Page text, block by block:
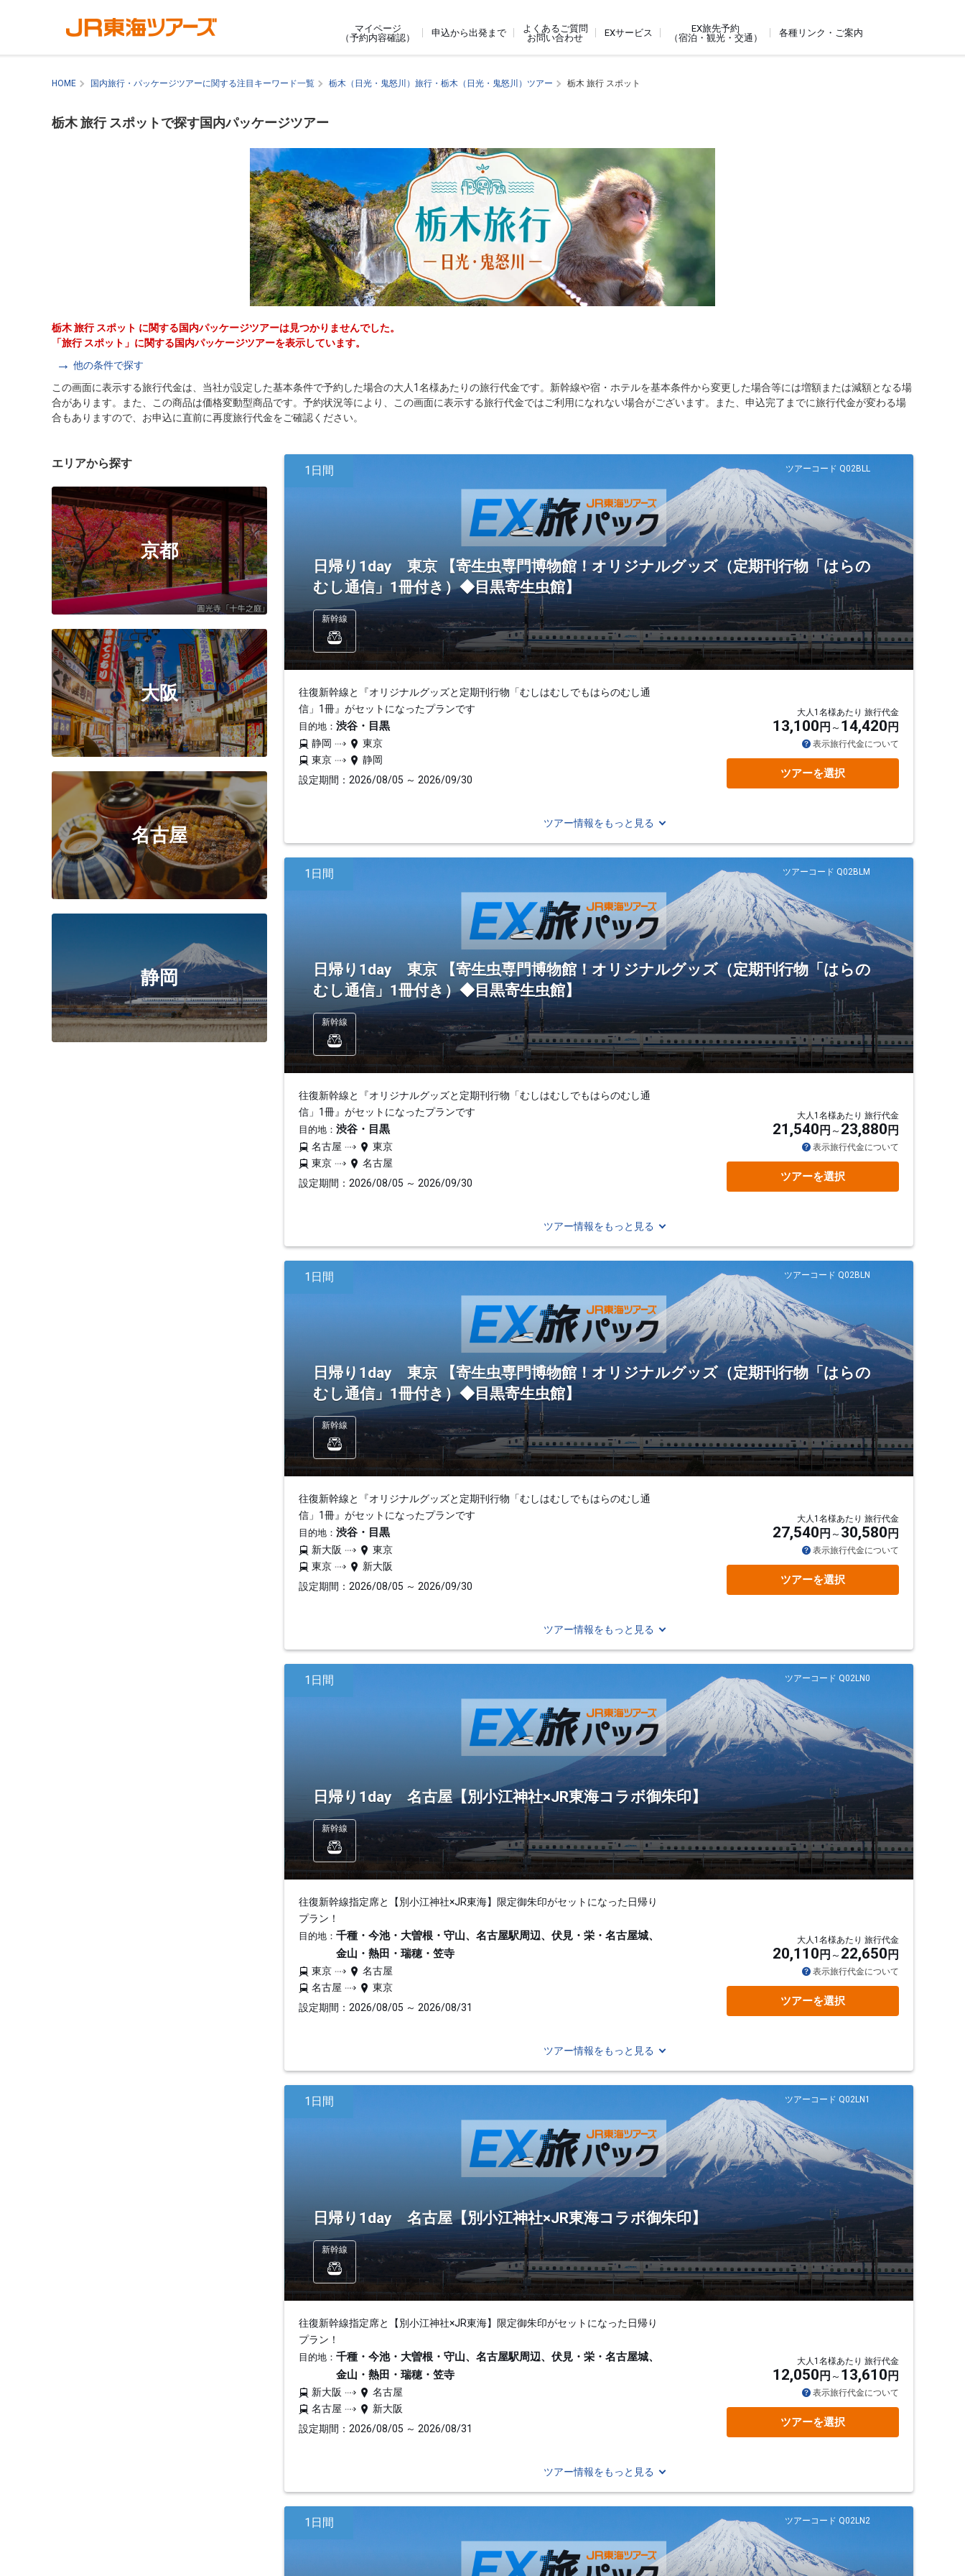
マイページ
（予約内容確認）
申込から出発まで
よくあるご質問
お問い合わせ
EXサービス
EX旅先予約
（宿泊・観光・交通）
各種リンク・ご案内
HOME 国内旅行・パッケージツアーに関する注目キーワード一覧 栃木（日光・鬼怒川）旅行・栃木（日光・鬼怒川）ツアー 栃木 旅行 スポット
栃木 旅行 スポットで探す国内パッケージツアー
栃木 旅行 スポット に関する国内パッケージツアーは見つかりませんでした。
「旅行 スポット」に関する国内パッケージツアーを表示しています。
他の条件で探す
この画面に表示する旅行代金は、当社が設定した基本条件で予約した場合の大人1名様あたりの旅行代金です。新幹線や宿・ホテルを基本条件から変更した場合等には増額または減額となる場
合があります。また、この商品は価格変動型商品です。予約状況等により、この画面に表示する旅行代金ではご利用になれない場合がございます。また、申込完了までに旅行代金が変わる場
合もありますので、お申込に直前に再度旅行代金をご確認ください。
エリアから探す
京都
大阪
名古屋
静岡
ツアーコード Q02BLL
1日間
日帰り1day 東京 【寄生虫専門博物館！オリジナルグッズ（定期刊行物「はらの
むし通信」1冊付き）◆目黒寄生虫館】
新幹線
往復新幹線と『オリジナルグッズと定期刊行物「むしはむしでもはらのむし通
信」1冊』がセットになったプランです
目的地： 渋谷・目黒
静岡
東京
東京
静岡
設定期間：2026/08/05 ～ 2026/09/30
大人1名様あたり 旅行代金
13,100 円 14,420 円
表示旅行代金について
ツアーを選択
ツアー情報をもっと見る
ツアーコード Q02BLM
1日間
日帰り1day 東京 【寄生虫専門博物館！オリジナルグッズ（定期刊行物「はらの
むし通信」1冊付き）◆目黒寄生虫館】
新幹線
往復新幹線と『オリジナルグッズと定期刊行物「むしはむしでもはらのむし通
信」1冊』がセットになったプランです
目的地： 渋谷・目黒
名古屋
東京
東京
名古屋
設定期間：2026/08/05 ～ 2026/09/30
大人1名様あたり 旅行代金
21,540 円 23,880 円
表示旅行代金について
ツアーを選択
ツアー情報をもっと見る
ツアーコード Q02BLN
1日間
日帰り1day 東京 【寄生虫専門博物館！オリジナルグッズ（定期刊行物「はらの
むし通信」1冊付き）◆目黒寄生虫館】
新幹線
往復新幹線と『オリジナルグッズと定期刊行物「むしはむしでもはらのむし通
信」1冊』がセットになったプランです
目的地： 渋谷・目黒
新大阪
東京
東京
新大阪
設定期間：2026/08/05 ～ 2026/09/30
大人1名様あたり 旅行代金
27,540 円 30,580 円
表示旅行代金について
ツアーを選択
ツアー情報をもっと見る
ツアーコード Q02LN0
1日間
日帰り1day 名古屋【別小江神社×JR東海コラボ御朱印】
新幹線
往復新幹線指定席と【別小江神社×JR東海】限定御朱印がセットになった日帰り
プラン！
目的地： 千種・今池・大曽根・守山、名古屋駅周辺、伏見・栄・名古屋城、
金山・熱田・瑞穂・笠寺
東京
名古屋
名古屋
東京
設定期間：2026/08/05 ～ 2026/08/31
大人1名様あたり 旅行代金
20,110 円 22,650 円
表示旅行代金について
ツアーを選択
ツアー情報をもっと見る
ツアーコード Q02LN1
1日間
日帰り1day 名古屋【別小江神社×JR東海コラボ御朱印】
新幹線
往復新幹線指定席と【別小江神社×JR東海】限定御朱印がセットになった日帰り
プラン！
目的地： 千種・今池・大曽根・守山、名古屋駅周辺、伏見・栄・名古屋城、
金山・熱田・瑞穂・笠寺
新大阪
名古屋
名古屋
新大阪
設定期間：2026/08/05 ～ 2026/08/31
大人1名様あたり 旅行代金
12,050 円 13,610 円
表示旅行代金について
ツアーを選択
ツアー情報をもっと見る
ツアーコード Q02LN2
1日間